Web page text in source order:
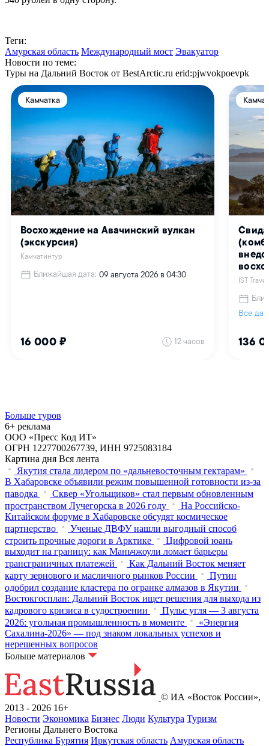
Теги:
Амурская область Международный мост Эвакуатор
Новости по теме:
Туры на Дальний Восток от BestArctic.ru erid:pjwvokpoevpk
Больше туров
6+ реклама
ООО «Пресс Код ИТ»
ОГРН 1227700267739, ИНН 9725083184
Картина дня Вся лента
Якутия стала лидером по «дальневосточным гектарам»
В Хабаровске объявили режим повышенной готовности из‑за
паводка
Сквер «Угольщиков» стал первым обновленным
пространством Лучегорска в 2026 году
На Российско-
Китайском форуме в Хабаровске обсудят космическое
партнерство
Ученые ДВФУ нашли выгодный способ
строить прочные дороги в Арктике
Цифровой юань
выходит на границу: как Маньчжоули ломает барьеры
трансграничных платежей
Как Дальний Восток меняет
карту зернового и масличного рынков России
Путин
одобрил создание кластера по огранке алмазов в Якутии
Востокгосплан: Дальний Восток ищет решения для выхода из
кадрового кризиса в судостроении
Пульс угля — 3 августа
2026: угольная промышленность в моменте
«Энергия
Сахалина-2026» — под знаком локальных успехов и
нерешенных вопросов
Больше материалов
© ИА «Восток России»,
2013 - 2026 16+
Новости Экономика Бизнес Люди Культура Туризм
Регионы Дальнего Востока
Республика Бурятия Иркутская область Амурская область